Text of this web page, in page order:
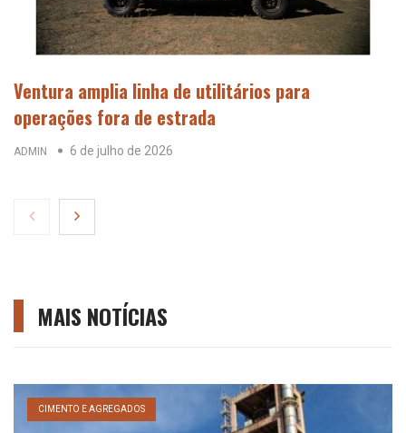
Ventura amplia linha de utilitários para
operações fora de estrada
ADMIN 6 de julho de 2026
MAIS NOTÍCIAS
CIMENTO E AGREGADOS